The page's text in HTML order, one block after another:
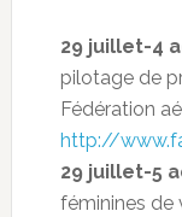
29 juillet-4
pilotage de
Fédération
http://
29 juillet-5
féminines de